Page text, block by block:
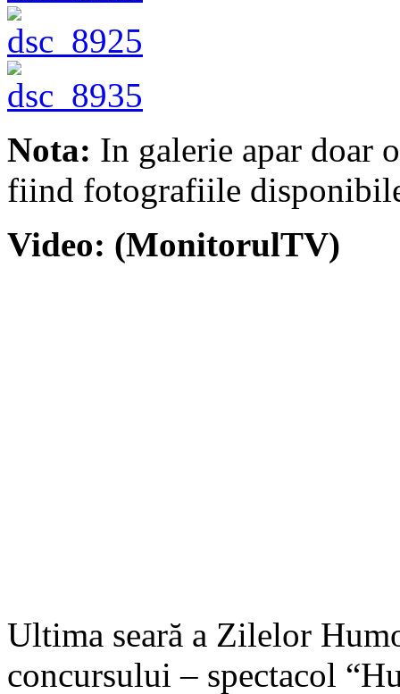
Nota: In galerie apar doar
fiind fotografiile
Video: (MonitorulTV)
Ultima seară a Zilelor
concursului – spectacol